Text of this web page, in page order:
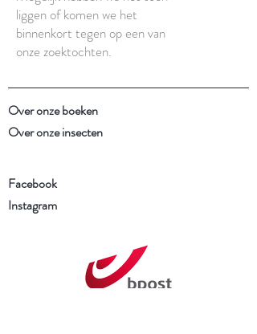
liggen of komen we het
binnenkort tegen op een van
onze zoektochten.
Over onze boeken
Over onze insecten
Facebook
Instagram